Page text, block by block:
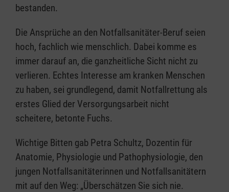
bestanden.
Die Ansprüche an den Notfallsanitäter-Beruf seien
hoch, fachlich wie menschlich. Dabei komme es
immer darauf an, die ganzheitliche Sicht nicht zu
verlieren. Echtes Interesse am kranken Menschen
zu haben, sei grundlegend, damit Notfallrettung als
erstes Glied der Versorgungsarbeit nicht
scheitere, betonte Fuchs.
Wichtige Bitten gab Petra Schultz, Dozentin für
Anatomie, Physiologie und Pathophysiologie, den
jungen Notfallsanitäterinnen und Notfallsanitätern
mit auf den Weg: „Überschätzen Sie sich nie.